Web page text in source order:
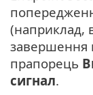
(наприклад,
завершення
прапорець
сигнал.